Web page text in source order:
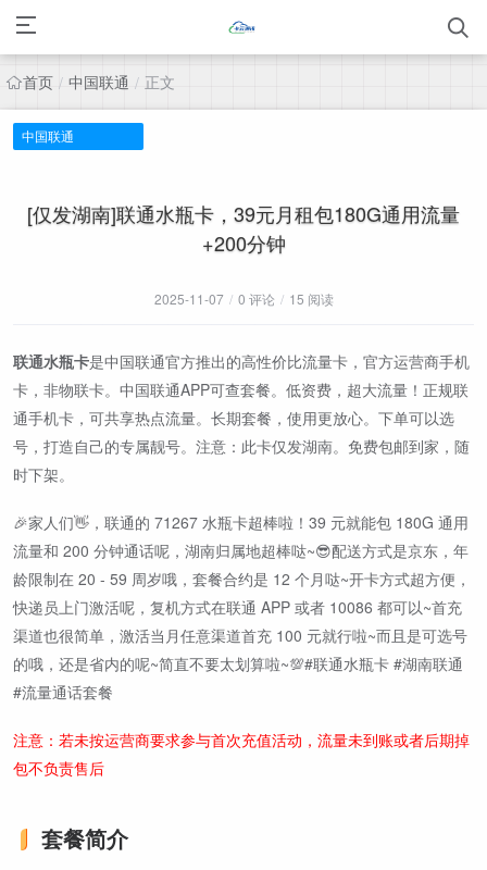
首页 / 中国联通 / 正文
中国联通
[仅发湖南]联通水瓶卡，39元月租包180G通用流量
+200分钟
2025-11-07 / 0 评论 / 15 阅读
联通水瓶卡是中国联通官方推出的高性价比流量卡，官方运营商手机
卡，非物联卡。中国联通APP可查套餐。低资费，超大流量！正规联
通手机卡，可共享热点流量。长期套餐，使用更放心。下单可以选
号，打造自己的专属靓号。注意：此卡仅发湖南。免费包邮到家，随
时下架。
🎉家人们👋，联通的 71267 水瓶卡超棒啦！39 元就能包 180G 通用
流量和 200 分钟通话呢，湖南归属地超棒哒~😎配送方式是京东，年
龄限制在 20 - 59 周岁哦，套餐合约是 12 个月哒~开卡方式超方便，
快递员上门激活呢，复机方式在联通 APP 或者 10086 都可以~首充
渠道也很简单，激活当月任意渠道首充 100 元就行啦~而且是可选号
的哦，还是省内的呢~简直不要太划算啦~💯#联通水瓶卡 #湖南联通
#流量通话套餐
注意：若未按运营商要求参与首次充值活动，流量未到账或者后期掉
包不负责售后
套餐简介